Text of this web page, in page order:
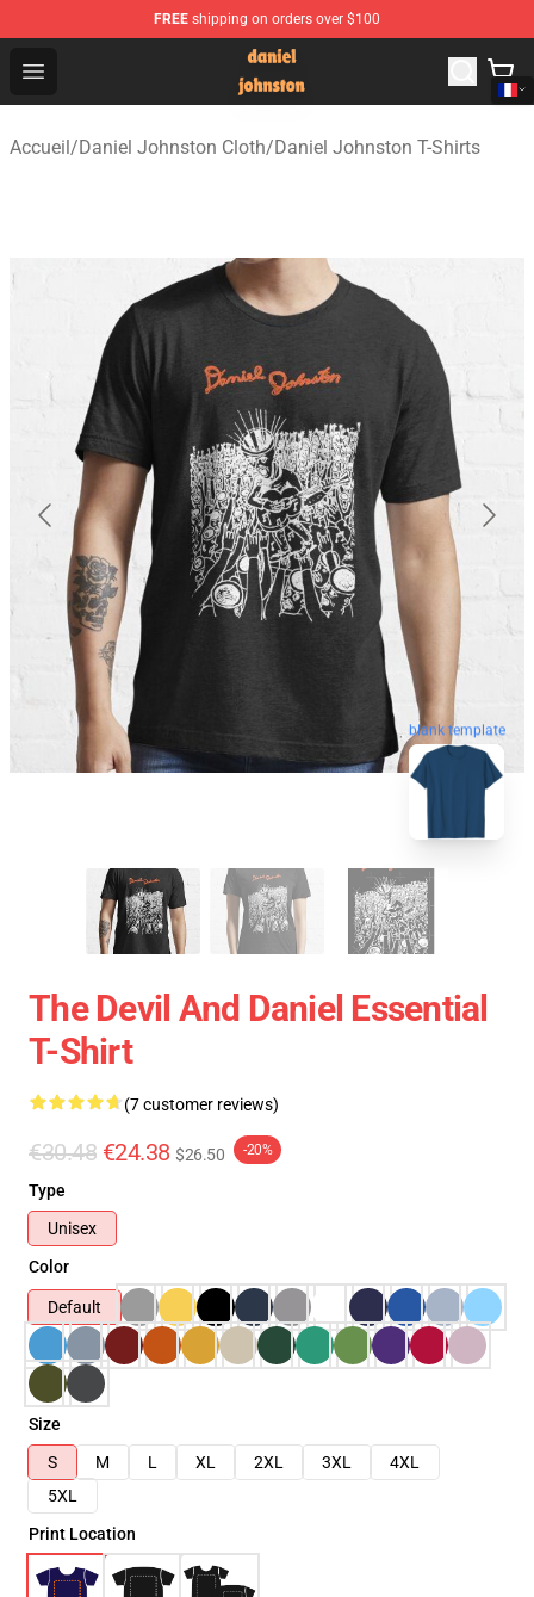
FREE shipping on orders over $100
Open menu
Daniel Johnston Store - Official Daniel Johnston
Accueil/Daniel Johnston Cloth/Daniel Johnston T-Shirts
blank template
The Devil And Daniel Essential
T-Shirt
(7 customer reviews)
€30.48 €24.38 $26.50 -20%
Type
Unisex
Color
Default
Size
S
M L XL 2XL 3XL
4XL
5XL
Print Location